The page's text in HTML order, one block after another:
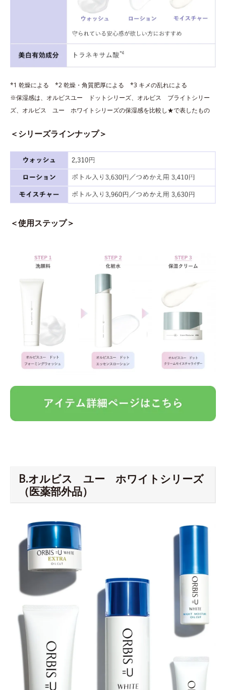
*1 乾燥による *2 乾燥・角質肥厚による *3 キメの乱れによる
※保湿感は、オルビスユー ドットシリーズ、オルビス ブライトシリー
ズ、オルビス ユー ホワイトシリーズの保湿感を比較し★で表したもの
＜シリーズラインナップ＞
＜使用ステップ＞
B.オルビス ユー ホワイトシリーズ
（医薬部外品）